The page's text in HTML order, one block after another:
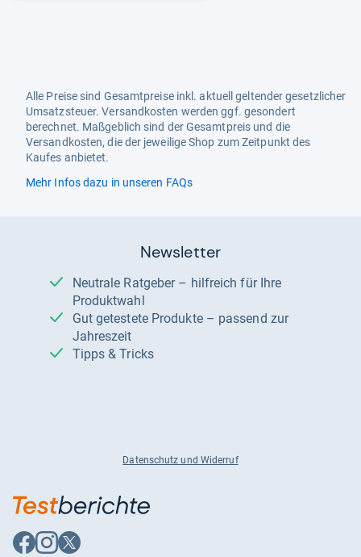
Alle Preise sind Gesamtpreise inkl. aktuell geltender gesetzlicher
Umsatzsteuer. Versandkosten werden ggf. gesondert
berechnet. Maßgeblich sind der Gesamtpreis und die
Versandkosten, die der jeweilige Shop zum Zeitpunkt des
Kaufes anbietet.
Mehr Infos dazu in unseren FAQs
Newsletter
Neutrale Ratgeber – hilfreich für Ihre
Produktwahl
Gut getestete Produkte – passend zur
Jahreszeit
Tipps & Tricks
Datenschutz und Widerruf
Auf
Facebook
Auf
Instagram
Auf
X